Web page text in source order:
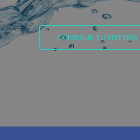
CONSIGUE TU